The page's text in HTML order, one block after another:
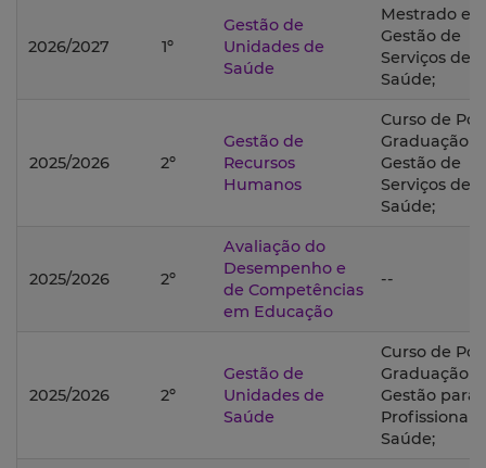
2026/2027 1º
Gestão de
Unidades de
Saúde
Mestrado em
Gestão de
Serviços de
Saúde;
2025/2026 2º
Gestão de
Recursos
Humanos
Curso de Pós
Graduação
Gestão de
Serviços de
Saúde;
2025/2026 2º
Avaliação do
Desempenho e
de Competências
em Educação
--
2025/2026 2º
Gestão de
Unidades de
Saúde
Curso de Pós
Graduação
Gestão para
Profissionais
Saúde;